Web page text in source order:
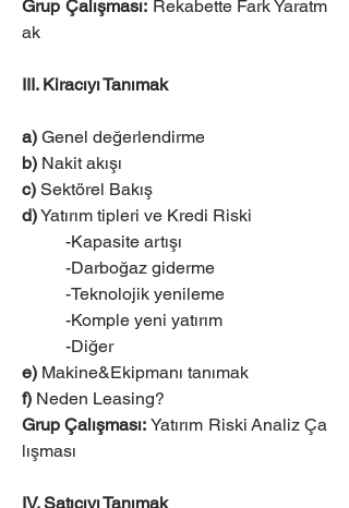
Grup Çalışması: Rekabette Fark Yaratm
ak
III. Kiracıyı Tanımak
a) Genel değerlendirme
b) Nakit akışı
c) Sektörel Bakış
d) Yatırım tipleri ve Kredi Riski
-Kapasite artışı
-Darboğaz giderme
-Teknolojik yenileme
-Komple yeni yatırım
-Diğer
e) Makine&Ekipmanı tanımak
f) Neden Leasing?
Grup Çalışması: Yatırım Riski Analiz Ça
lışması
IV. Satıcıyı Tanımak